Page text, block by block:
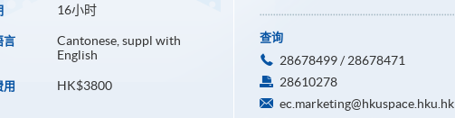
16小时
言
Cantonese, suppl with
English
用 HK$3800
查询
28678499 / 28678471
28610278
ec.marketing@hkuspace.hku.hk